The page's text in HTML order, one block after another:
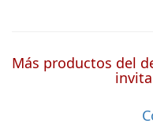
Más productos del